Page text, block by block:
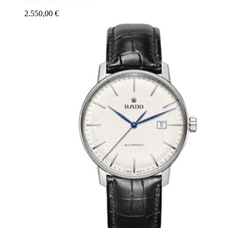
2.550,00 €